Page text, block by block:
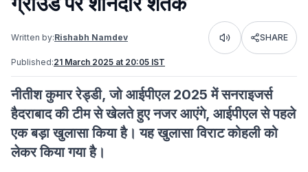
Written by:Rishabh Namdev Listen SHARE
Published:21 March 2025 at 20:05 IST
नीतीश कुमार रेड्डी, जो आईपीएल 2025 में सनराइजर्स
हैदराबाद की टीम से खेलते हुए नजर आएंगे, आईपीएल से पहले
एक बड़ा खुलासा किया है। यह खुलासा विराट कोहली को
लेकर किया गया है।